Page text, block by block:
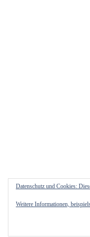
Datenschutz und Cookies:
Weitere Informationen,